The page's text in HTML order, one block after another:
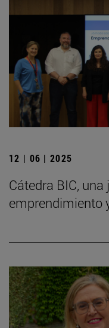
12 | 06 | 2025
Cátedra BIC,
emprendimiento